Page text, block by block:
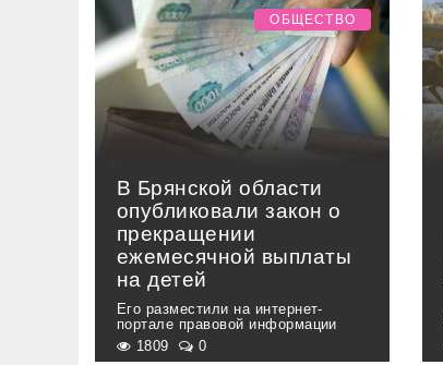
В Брянской области
опубликовали закон о
прекращении
ежемесячной выплаты
на детей
Его разместили на интернет-
портале правовой информации
ОБЩЕСТВО
1809 0